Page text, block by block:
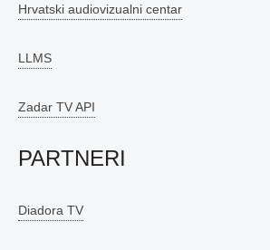
Hrvatski audiovizualni centar
LLMS
Zadar TV API
PARTNERI
Diadora TV